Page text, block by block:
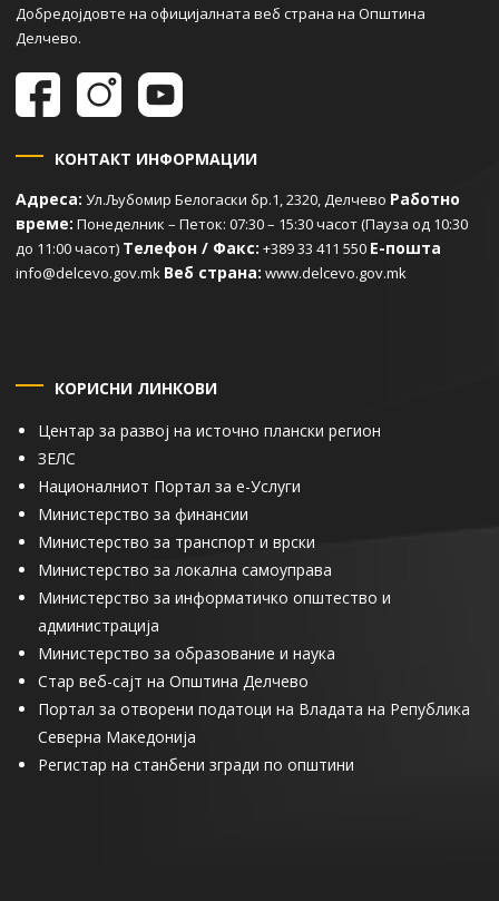
Добредојдовте на официјалната веб страна на Општина
Делчево.
КОНТАКТ ИНФОРМАЦИИ
Адреса: Ул.Љубомир Белогаски бр.1, 2320, Делчево Работно
време: Понеделник – Петок: 07:30 – 15:30 часот (Пауза од 10:30
до 11:00 часот) Телефон / Факс: +389 33 411 550 Е-пошта
info@delcevo.gov.mk Веб страна: www.delcevo.gov.mk
КОРИСНИ ЛИНКОВИ
Центар за развој на источно плански регион
ЗЕЛС
Националниот Портал за е-Услуги
Министерство за финансии
Министерство за транспорт и врски
Министерство за локална самоуправа
Министерство за информатичко општество и
администрација
Министерство за образование и наука
Стар веб-сајт на Општина Делчево
Портал за отворени податоци на Владата на Република
Северна Македонија
Регистар на станбени згради по општини